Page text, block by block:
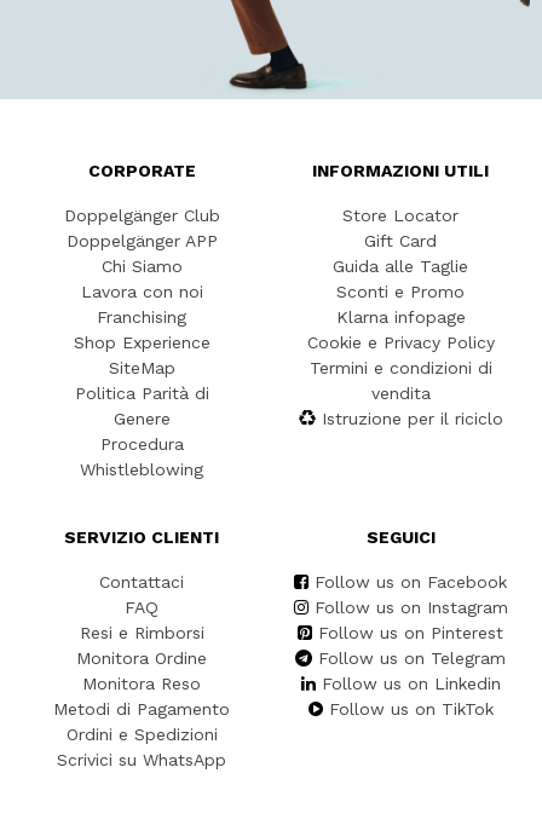
CORPORATE
Doppelgänger Club
Doppelgänger APP
Chi Siamo
Lavora con noi
Franchising
Shop Experience
SiteMap
Politica Parità di
Genere
Procedura
Whistleblowing
INFORMAZIONI UTILI
Store Locator
Gift Card
Guida alle Taglie
Sconti e Promo
Klarna infopage
Cookie e Privacy Policy
Termini e condizioni di
vendita
Istruzione per il riciclo
SERVIZIO CLIENTI
Contattaci
FAQ
Resi e Rimborsi
Monitora Ordine
Monitora Reso
Metodi di Pagamento
Ordini e Spedizioni
Scrivici su WhatsApp
SEGUICI
Follow us on Facebook
Follow us on Instagram
Follow us on Pinterest
Follow us on Telegram
Follow us on Linkedin
Follow us on TikTok